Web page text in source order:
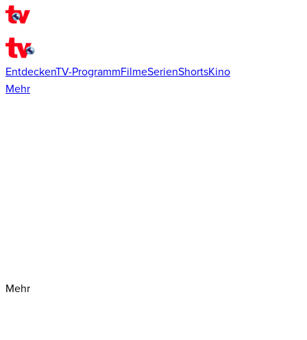
EntdeckenTV-ProgrammFilmeSerienShortsKino
Mehr
Mehr